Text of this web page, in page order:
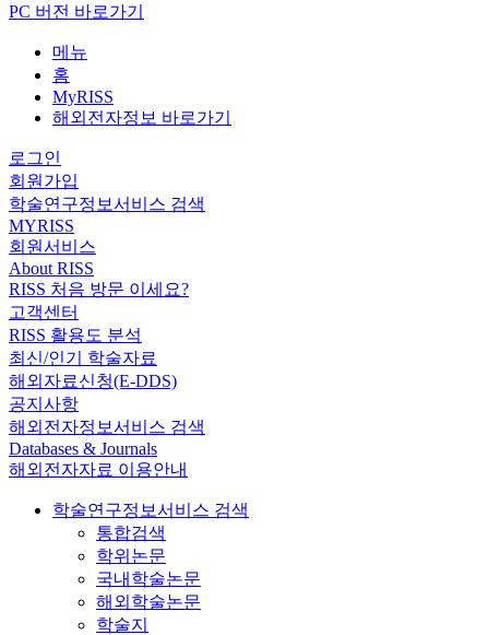
PC 버전 바로가기
메뉴
홈
MyRISS
해외전자정보 바로가기
로그인
회원가입
학술연구정보서비스 검색
MYRISS
회원서비스
About RISS
RISS 처음 방문 이세요?
고객센터
RISS 활용도 분석
최신/인기 학술자료
해외자료신청(E-DDS)
공지사항
해외전자정보서비스 검색
Databases & Journals
해외전자자료 이용안내
학술연구정보서비스 검색
통합검색
학위논문
국내학술논문
해외학술논문
학술지